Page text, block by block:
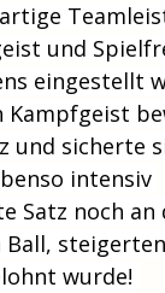
und
eingestellt
Kampfgeist
und sicherte
intensiv
Satz noch an
Ball,
wurde!